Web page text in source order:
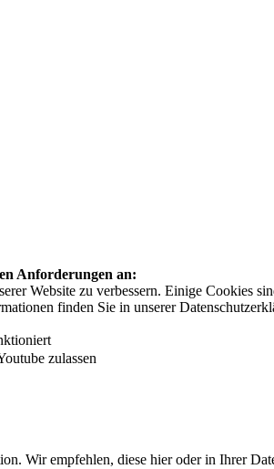
Anforderungen an:
Website zu verbessern. Einige Cookies
finden Sie in unserer
zulassen
Wir empfehlen, diese hier oder in Ihrer